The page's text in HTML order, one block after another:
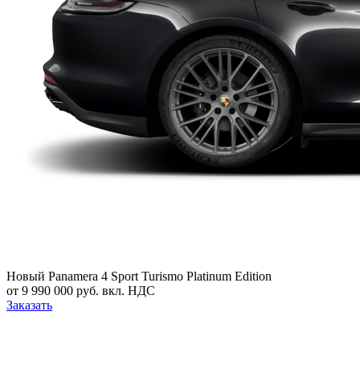
Новый Panamera 4 Sport Turismo Platinum Edition
от 9 990 000 руб. вкл. НДС
Заказать